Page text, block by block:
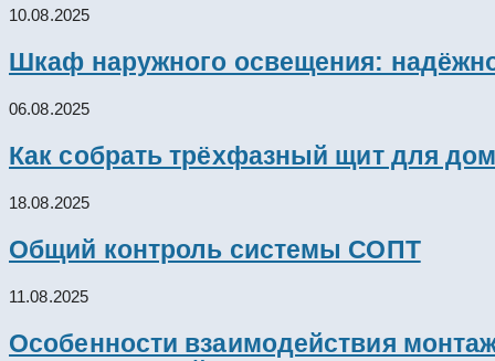
10.08.2025
Шкаф наружного освещения:
06.08.2025
Как собрать трёхфазный щит для
18.08.2025
Общий контроль системы СОПТ
11.08.2025
Особенности взаимодействия